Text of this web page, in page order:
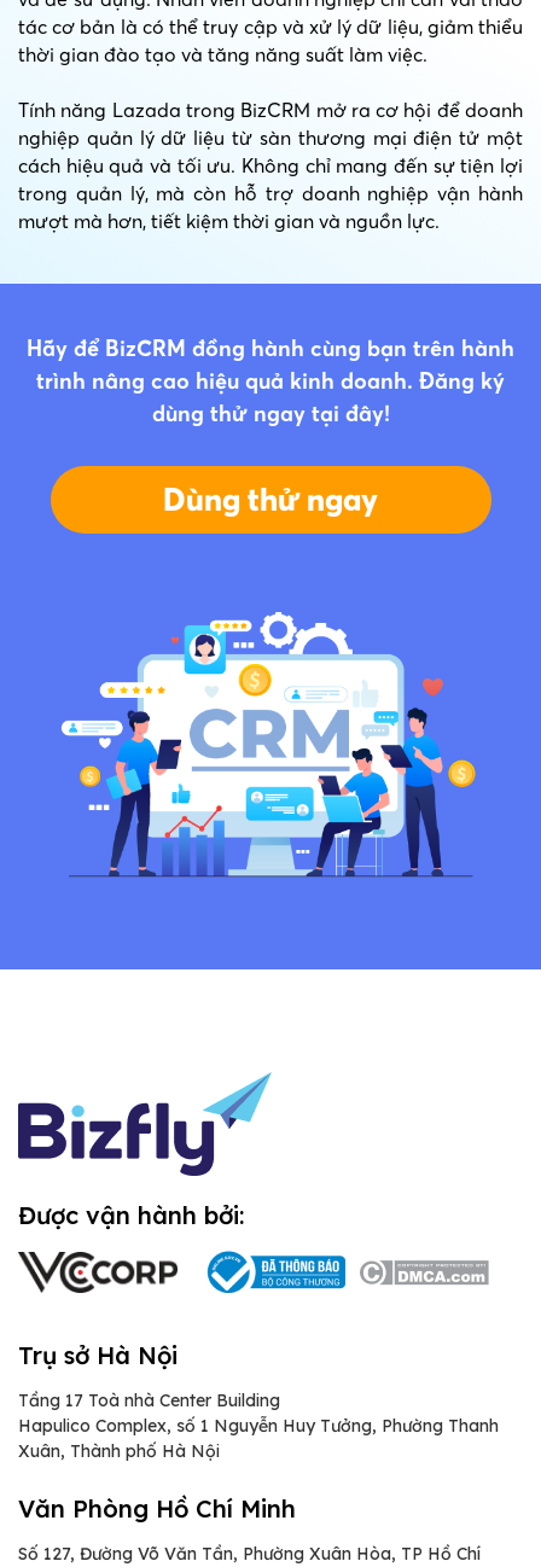
tác cơ bản là có thể truy cập và xử lý dữ liệu, giảm thiểu
thời gian đào tạo và tăng năng suất làm việc.
Tính năng Lazada trong BizCRM mở ra cơ hội để doanh
nghiệp quản lý dữ liệu từ sàn thương mại điện tử một
cách hiệu quả và tối ưu. Không chỉ mang đến sự tiện lợi
trong quản lý, mà còn hỗ trợ doanh nghiệp vận hành
mượt mà hơn, tiết kiệm thời gian và nguồn lực.
Hãy để BizCRM đồng hành cùng bạn trên hành
trình nâng cao hiệu quả kinh doanh. Đăng ký
dùng thử ngay tại đây!
Dùng thử ngay
Được vận hành bởi:
Trụ sở Hà Nội
Tầng 17 Toà nhà Center Building
Hapulico Complex, số 1 Nguyễn Huy Tưởng, Phường Thanh
Xuân, Thành phố Hà Nội
Văn Phòng Hồ Chí Minh
Số 127, Đường Võ Văn Tần, Phường Xuân Hòa, TP Hồ Chí